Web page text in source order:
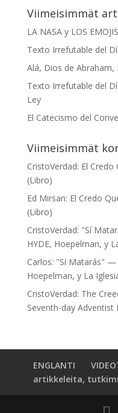
Viimeisimmät
LA NASA y LOS
Texto Irrefutable del
Alá, Dios de Abraham,
Texto Irrefutable del
Ley
El Catecismo del
Viimeisimmät
CristoVerdad: El Credo
(Libro)
Ed Mirsan: El Credo
(Libro)
CristoVerdad: "Sí
HYDE, Hoepelman, y
Carlos: "Sí Matarás" —
Hoepelman, y La
CristoVerdad: The
Seventh-day Adventist
ENGLANTI
artikkeleita,